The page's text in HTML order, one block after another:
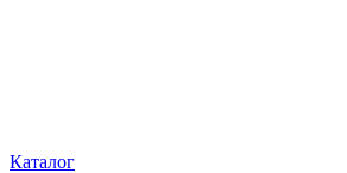
Каталог